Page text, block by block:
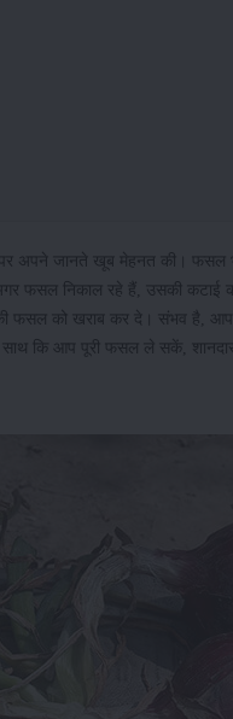
अपने जानते खूब मेहनत की। फसल भी
फसल निकाल रहे हैं, उसकी कटाई
को खराब कर दे। संभव है, आप
कि आप पूरी फसल ले सकें,